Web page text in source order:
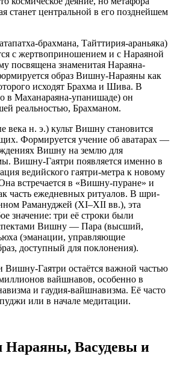
станет центральной в его позднейшем
брахмана, Тайттирия-араньяка)
с жертвоприношением и с Нараяной
посвящена знаменитая Нараяна-
образ Вишну-Нараяны как
исходят Брахма и Шива. В
в Маханараяна-упанишаде) он
реальностью, Брахманом.
века н. э.) культ Вишну становится
Формируется учение об аватарах —
Вишну на землю для
Вишну-Гаятри появляется именно в
ведийского гаятри-метра к новому
встречается в «Вишну-пуране» и
часть ежедневных ритуалов. В шри-
Рамануджей (XI–XII вв.), эта
значение: три её строки были
Вишну — Пара (высший,
(эманации, управляющие
доступный для поклонения).
Гаятри остаётся важной частью
вайшнавов, особенно в
и гаудия-вайшнавизма. Её часто
или в начале медитации.
Нараяны, Васудевы и